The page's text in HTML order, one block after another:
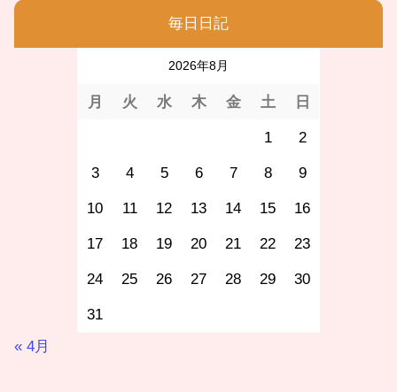
毎日日記
2026年8月
月 火 水 木 金 土 日
1 2
3 4 5 6 7 8 9
10 11 12 13 14 15 16
17 18 19 20 21 22 23
24 25 26 27 28 29 30
31
« 4月